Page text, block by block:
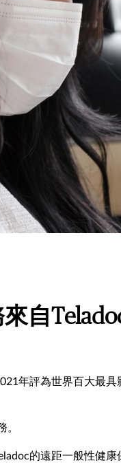
自
年評為世界百大最
。
的遠距一般性健